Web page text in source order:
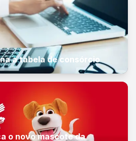
a tabela de consórcio
o novo mascote da